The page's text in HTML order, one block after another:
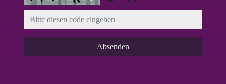
Absenden